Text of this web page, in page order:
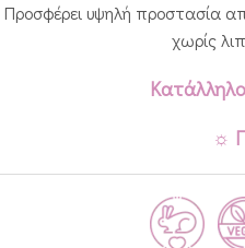
Προσφέρει υψηλή προστασία
χωρίς
☼